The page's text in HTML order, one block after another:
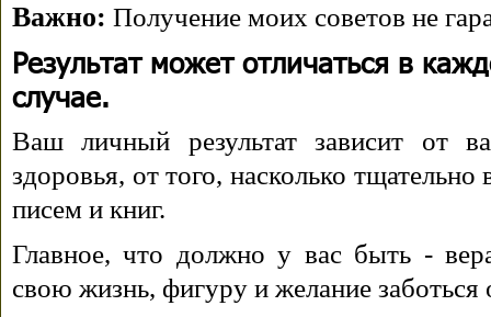
Важно: Получение моих советов не
Результат может отличаться в
случае.
Ваш личный результат зависит от
здоровья, от того, насколько
писем и книг.
Главное, что должно у вас быть -
свою жизнь, фигуру и желание заботься